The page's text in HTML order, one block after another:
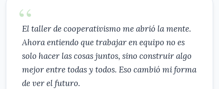
El taller de cooperativismo me abrió la mente.
Ahora entiendo que trabajar en equipo no es
solo hacer las cosas juntos, sino construir algo
mejor entre todas y todos. Eso cambió mi forma
de ver el futuro.